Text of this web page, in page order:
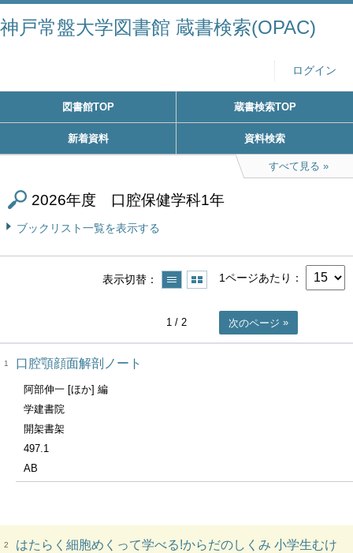
神戸常盤大学図書館 蔵書検索(OPAC)
ログイン
図書館TOP 蔵書検索TOP
新着資料 資料検索
すべて見る
2026年度 口腔保健学科1年
ブックリスト一覧を表示する
表示切替 1ページあたり
1 / 2 次のページ
1 口腔顎顔面解剖ノート
阿部伸一 [ほか] 編
学建書院
開架書架
497.1
AB
2 はたらく細胞めくって学べる!からだのしくみ 小学生むけ